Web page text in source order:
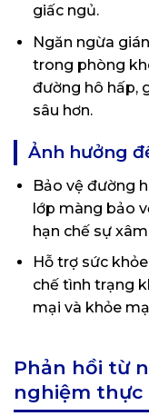
giấc ngủ.
Ngăn ngừa
trong phòng
đường hô hấp,
sâu hơn.
Ảnh hưởng
Bảo vệ đường
lớp màng bảo
hạn chế sự
Hỗ trợ sức
chế tình trạng
mại và khỏe
Phản hồi từ
nghiệm thực